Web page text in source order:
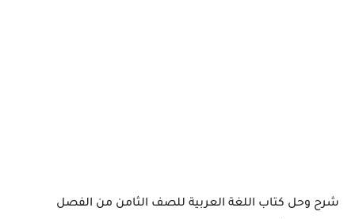
شرح وحل كتاب اللغة العربية للصف الثامن من الفصل